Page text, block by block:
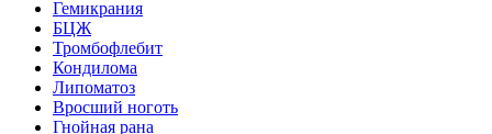
Гемикрания
БЦЖ
Тромбофлебит
Кондилома
Липоматоз
Вросший ноготь
Гнойная рана